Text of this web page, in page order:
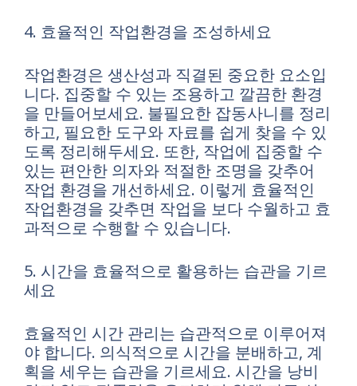
4. 효율적인 작업환경을 조성하세요
작업환경은 생산성과 직결된 중요한 요소입
니다. 집중할 수 있는 조용하고 깔끔한 환경
을 만들어보세요. 불필요한 잡동사니를 정리
하고, 필요한 도구와 자료를 쉽게 찾을 수 있
도록 정리해두세요. 또한, 작업에 집중할 수
있는 편안한 의자와 적절한 조명을 갖추어
작업 환경을 개선하세요. 이렇게 효율적인
작업환경을 갖추면 작업을 보다 수월하고 효
과적으로 수행할 수 있습니다.
5. 시간을 효율적으로 활용하는 습관을 기르
세요
효율적인 시간 관리는 습관적으로 이루어져
야 합니다. 의식적으로 시간을 분배하고, 계
획을 세우는 습관을 기르세요. 시간을 낭비